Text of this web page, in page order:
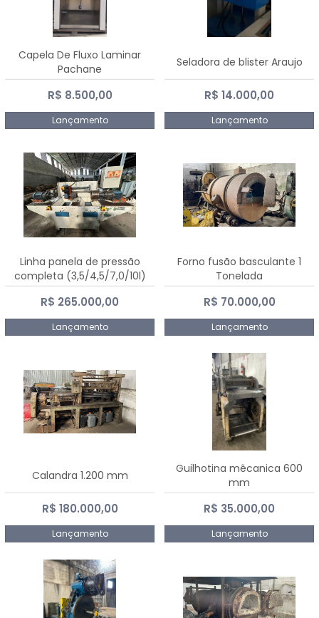
Capela De Fluxo Laminar
Pachane
R$ 8.500,00
Lançamento
Seladora de blister Araujo
R$ 14.000,00
Lançamento
Linha panela de pressão
completa (3,5/4,5/7,0/10l)
R$ 265.000,00
Lançamento
Forno fusão basculante 1
Tonelada
R$ 70.000,00
Lançamento
Calandra 1.200 mm
R$ 180.000,00
Lançamento
Guilhotina mêcanica 600
mm
R$ 35.000,00
Lançamento